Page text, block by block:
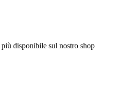
disponibile sul nostro shop